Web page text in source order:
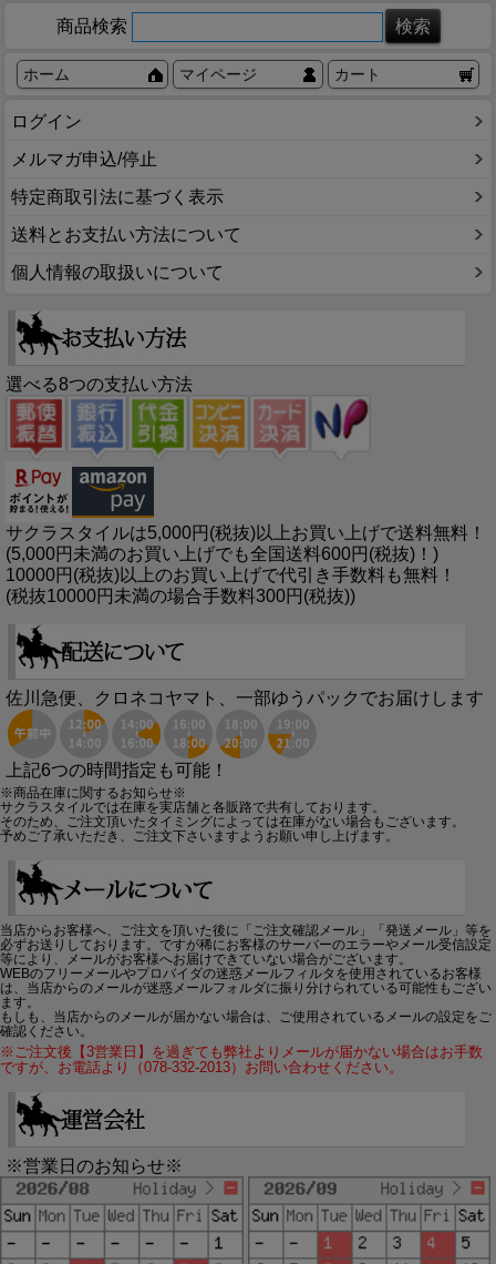
商品検索
ホーム マイページ カート
ログイン
メルマガ申込/停止
特定商取引法に基づく表示
送料とお支払い方法について
個人情報の取扱いについて
選べる8つの支払い方法
サクラスタイルは5,000円(税抜)以上お買い上げで送料無料！
(5,000円未満のお買い上げでも全国送料600円(税抜)！)
10000円(税抜)以上のお買い上げで代引き手数料も無料！
(税抜10000円未満の場合手数料300円(税抜))
佐川急便、クロネコヤマト、一部ゆうパックでお届けします
上記6つの時間指定も可能！
※商品在庫に関するお知らせ※
サクラスタイルでは在庫を実店舗と各販路で共有しております。
そのため、ご注文頂いたタイミングによっては在庫がない場合もございます。
予めご了承いただき、ご注文下さいますようお願い申し上げます。
当店からお客様へ、ご注文を頂いた後に「ご注文確認メール」「発送メール」等を
必ずお送りしております。ですが稀にお客様のサーバーのエラーやメール受信設定
等により、メールがお客様へお届けできていない場合がございます。
WEBのフリーメールやプロバイダの迷惑メールフィルタを使用されているお客様
は、当店からのメールが迷惑メールフォルダに振り分けられている可能性もござい
ます。
もしも、当店からのメールが届かない場合は、ご使用されているメールの設定をご
確認ください。
※ご注文後【3営業日】を過ぎても弊社よりメールが届かない場合はお手数
ですが、お電話より（078-332-2013）お問い合わせください。
※営業日のお知らせ※